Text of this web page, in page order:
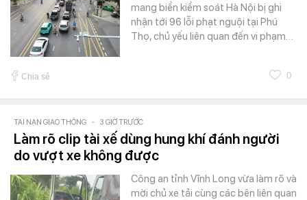
mang biển kiểm soát Hà Nội bị ghi
nhận tới 96 lỗi phạt nguội tại Phú
Thọ, chủ yếu liên quan đến vi phạm…
Chia sẻ 0
TAI NẠN GIAO THÔNG - 3 GIỜ TRƯỚC
Làm rõ clip tài xế dùng hung khí đánh người
do vượt xe không được
Công an tỉnh Vĩnh Long vừa làm rõ và
mời chủ xe tải cùng các bên liên quan